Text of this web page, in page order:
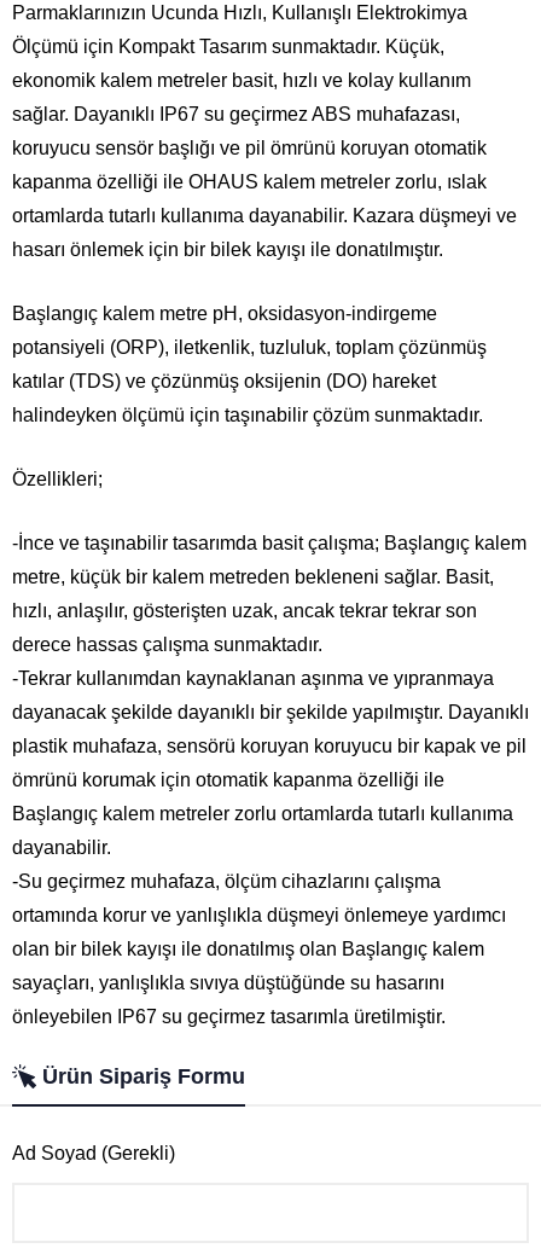
Parmaklarınızın Ucunda Hızlı, Kullanışlı Elektrokimya
Ölçümü için Kompakt Tasarım sunmaktadır. Küçük,
ekonomik kalem metreler basit, hızlı ve kolay kullanım
sağlar. Dayanıklı IP67 su geçirmez ABS muhafazası,
koruyucu sensör başlığı ve pil ömrünü koruyan otomatik
kapanma özelliği ile OHAUS kalem metreler zorlu, ıslak
ortamlarda tutarlı kullanıma dayanabilir. Kazara düşmeyi ve
hasarı önlemek için bir bilek kayışı ile donatılmıştır.
Başlangıç kalem metre pH, oksidasyon-indirgeme
potansiyeli (ORP), iletkenlik, tuzluluk, toplam çözünmüş
katılar (TDS) ve çözünmüş oksijenin (DO) hareket
halindeyken ölçümü için taşınabilir çözüm sunmaktadır.
Özellikleri;
-İnce ve taşınabilir tasarımda basit çalışma; Başlangıç kalem
metre, küçük bir kalem metreden bekleneni sağlar. Basit,
hızlı, anlaşılır, gösterişten uzak, ancak tekrar tekrar son
derece hassas çalışma sunmaktadır.
-Tekrar kullanımdan kaynaklanan aşınma ve yıpranmaya
dayanacak şekilde dayanıklı bir şekilde yapılmıştır. Dayanıklı
plastik muhafaza, sensörü koruyan koruyucu bir kapak ve pil
ömrünü korumak için otomatik kapanma özelliği ile
Başlangıç kalem metreler zorlu ortamlarda tutarlı kullanıma
dayanabilir.
-Su geçirmez muhafaza, ölçüm cihazlarını çalışma
ortamında korur ve yanlışlıkla düşmeyi önlemeye yardımcı
olan bir bilek kayışı ile donatılmış olan Başlangıç kalem
sayaçları, yanlışlıkla sıvıya düştüğünde su hasarını
önleyebilen IP67 su geçirmez tasarımla üretilmiştir.
Ürün Sipariş Formu
Ad Soyad (Gerekli)